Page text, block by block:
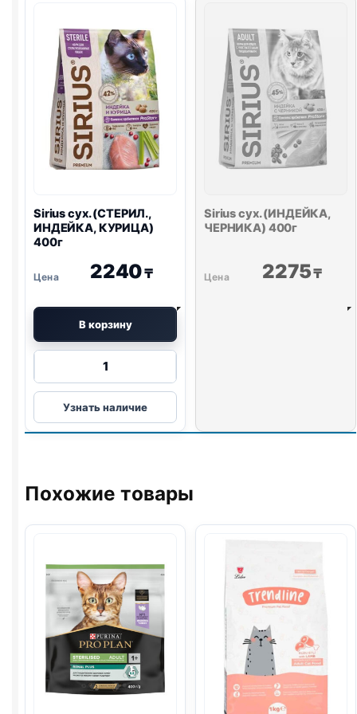
КЛЮКВА)
400г
Sirius сух. (СТЕРИЛ.,
ИНДЕЙКА, КУРИЦА)
400г
2240₸
В корзину
Количество
Sirius
сух.
(СТЕРИЛ.,
400г
Узнать наличие
Sirius сух. (ИНДЕЙКА,
ЧЕРНИКА) 400г
2275₸
Похожие товары